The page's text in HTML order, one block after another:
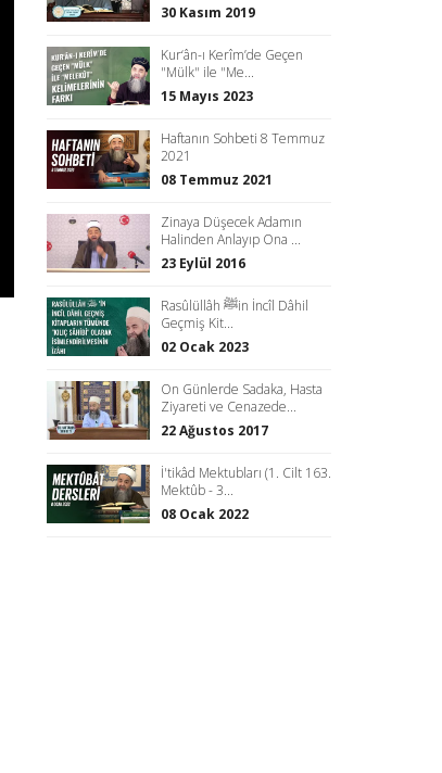
30 Kasım 2019
Kur‘ân-ı Kerîm’de Geçen
"Mülk" ile "Me...
15 Mayıs 2023
Haftanın Sohbeti 8 Temmuz
2021
08 Temmuz 2021
Zinaya Düşecek Adamın
Halinden Anlayıp Ona ...
23 Eylül 2016
Rasûlüllâh ﷺin İncîl Dâhil
Geçmiş Kit...
02 Ocak 2023
On Günlerde Sadaka, Hasta
Ziyareti ve Cenazede...
22 Ağustos 2017
İ'tikâd Mektubları (1. Cilt 163.
Mektûb - 3...
08 Ocak 2022